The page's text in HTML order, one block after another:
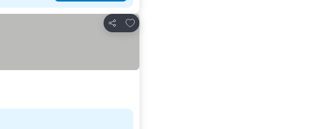
Condividi
Aggiungi ai preferiti